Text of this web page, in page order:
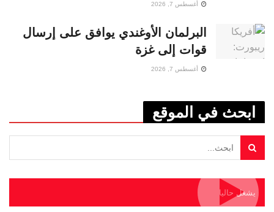
أغسطس 7, 2026
البرلمان الأوغندي يوافق على إرسال
قوات إلى غزة
أغسطس 7, 2026
ابحث في الموقع
يشغل حاليا